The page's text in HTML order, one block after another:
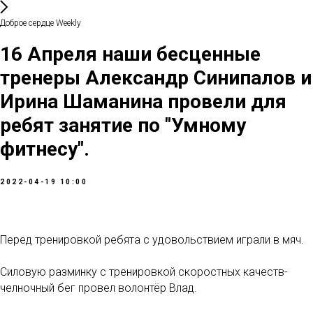
Доброе сердце Weekly
16 Апреля наши бесценные
тренеры Александр Синипалов и
Ирина Шаманина провели для
ребят занятие по "Умному
фитнесу".
2022-04-19 10:00
Перед тренировкой ребята с удовольствием играли в мяч.
Силовую разминку с тренировкой скоростных качеств-
челночный бег провел волонтёр Влад.